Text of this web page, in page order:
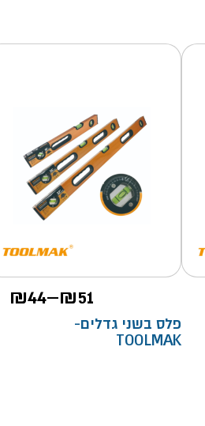
מחירים:
⁦₪31⁩
₪44–₪51
פלס בשני גדלים-
TOOLMAK